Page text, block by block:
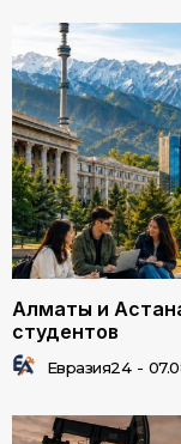
Алматы и
студентов
Евразия24 -